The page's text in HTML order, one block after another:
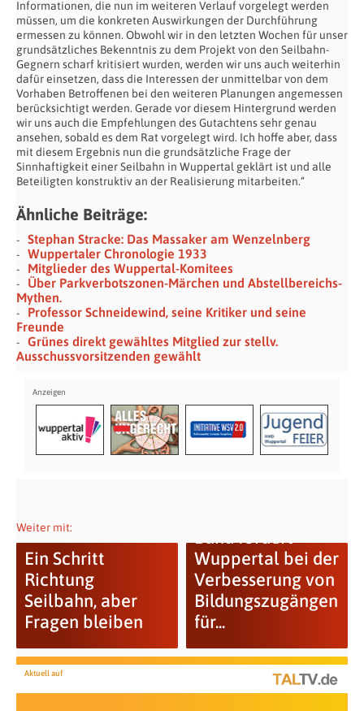
Informationen, die nun im weiteren Verlauf vorgelegt werden
müssen, um die konkreten Auswirkungen der Durchführung
ermessen zu können. Obwohl wir in den letzten Wochen für unser
grundsätzliches Bekenntnis zu dem Projekt von den Seilbahn-
Gegnern scharf kritisiert wurden, werden wir uns auch weiterhin
dafür einsetzen, dass die Interessen der unmittelbar von dem
Vorhaben Betroffenen bei den weiteren Planungen angemessen
berücksichtigt werden. Gerade vor diesem Hintergrund werden
wir uns auch die Empfehlungen des Gutachtens sehr genau
ansehen, sobald es dem Rat vorgelegt wird. Ich hoffe aber, dass
mit diesem Ergebnis nun die grundsätzliche Frage der
Sinnhaftigkeit einer Seilbahn in Wuppertal geklärt ist und alle
Beteiligten konstruktiv an der Realisierung mitarbeiten.“
Ähnliche Beiträge:
Stephan Stracke: Das Massaker am Wenzelnberg
Wuppertaler Chronologie 1933
Mitglieder des Wuppertal-Komitees
Über Parkverbotszonen-Märchen und Abstellbereichs-
Mythen.
Professor Schneidewind, seine Kritiker und seine
Freunde
Grünes direkt gewähltes Mitglied zur stellv.
Ausschussvorsitzenden gewählt
Weiter mit:
Ein Schritt
Richtung
Seilbahn, aber
Fragen bleiben
Wuppertal bei der
Verbesserung von
Bildungszugängen
für...
Aktuell auf